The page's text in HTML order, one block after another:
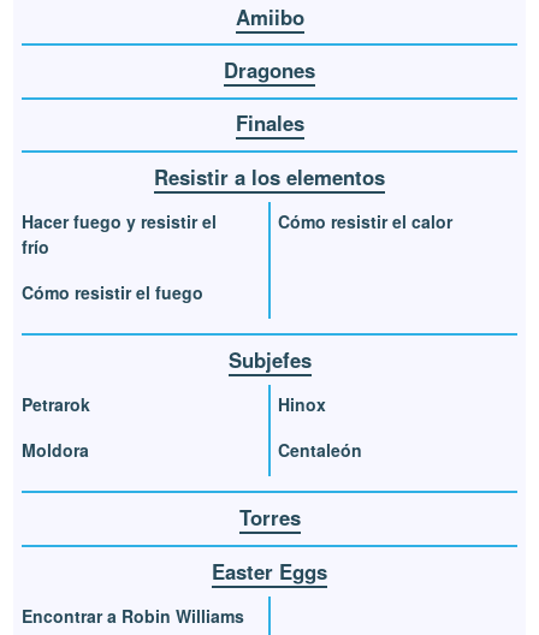
Amiibo
Dragones
Finales
Resistir a los elementos
Hacer fuego y resistir el
frío
Cómo resistir el fuego
Cómo resistir el calor
Subjefes
Petrarok
Moldora
Hinox
Centaleón
Torres
Easter Eggs
Encontrar a Robin Williams